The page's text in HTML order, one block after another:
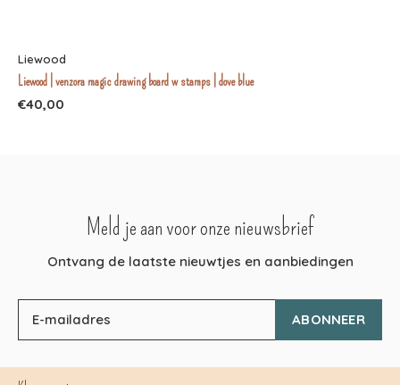
Liewood
Liewood | venzora magic drawing board w stamps | dove blue
€40,00
Meld je aan voor onze nieuwsbrief
Ontvang de laatste nieuwtjes en aanbiedingen
ABONNEER